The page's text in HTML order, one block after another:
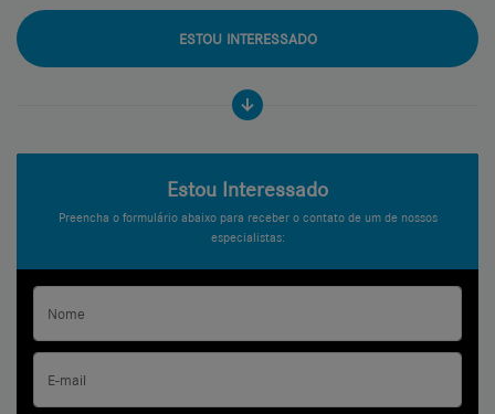
ESTOU INTERESSADO
Estou Interessado
Preencha o formulário abaixo para receber o contato de um de nossos
especialistas: